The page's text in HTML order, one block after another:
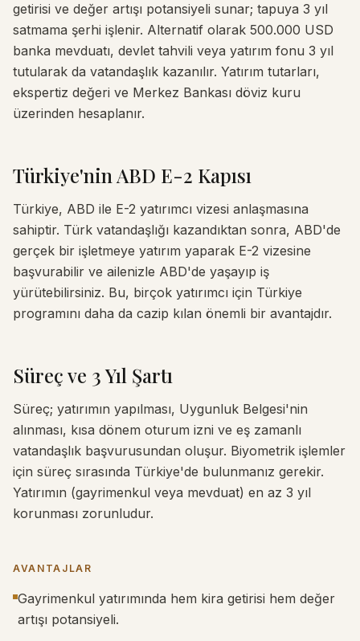
getirisi ve değer artışı potansiyeli sunar; tapuya 3 yıl
satmama şerhi işlenir. Alternatif olarak 500.000 USD
banka mevduatı, devlet tahvili veya yatırım fonu 3 yıl
tutularak da vatandaşlık kazanılır. Yatırım tutarları,
ekspertiz değeri ve Merkez Bankası döviz kuru
üzerinden hesaplanır.
Türkiye'nin ABD E-2 Kapısı
Türkiye, ABD ile E-2 yatırımcı vizesi anlaşmasına
sahiptir. Türk vatandaşlığı kazandıktan sonra, ABD'de
gerçek bir işletmeye yatırım yaparak E-2 vizesine
başvurabilir ve ailenizle ABD'de yaşayıp iş
yürütebilirsiniz. Bu, birçok yatırımcı için Türkiye
programını daha da cazip kılan önemli bir avantajdır.
Süreç ve 3 Yıl Şartı
Süreç; yatırımın yapılması, Uygunluk Belgesi'nin
alınması, kısa dönem oturum izni ve eş zamanlı
vatandaşlık başvurusundan oluşur. Biyometrik işlemler
için süreç sırasında Türkiye'de bulunmanız gerekir.
Yatırımın (gayrimenkul veya mevduat) en az 3 yıl
korunması zorunludur.
AVANTAJLAR
Gayrimenkul yatırımında hem kira getirisi hem değer
artışı potansiyeli.